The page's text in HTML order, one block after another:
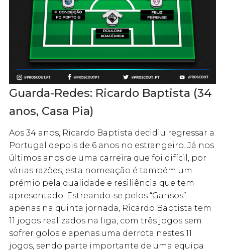
Guarda-Redes: Ricardo Baptista (34
anos, Casa Pia)
Aos 34 anos, Ricardo Baptista decidiu regressar a
Portugal depois de 6 anos no estrangeiro. Já nos
últimos anos de uma carreira que foi difícil, por
várias razões, esta nomeação é também um
prémio pela qualidade e resiliência que tem
apresentado. Estreando-se pelos “Gansos”
apenas na quinta jornada, Ricardo Baptista tem
11 jogos realizados na liga, com três jogos sem
sofrer golos e apenas uma derrota nestes 11
jogos, sendo parte importante de uma equipa